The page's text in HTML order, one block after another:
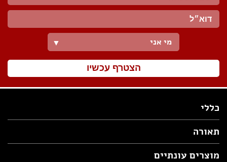
מי אני ▼
הצטרף עכשיו
כללי
תאורה
מוצרים עונתיים